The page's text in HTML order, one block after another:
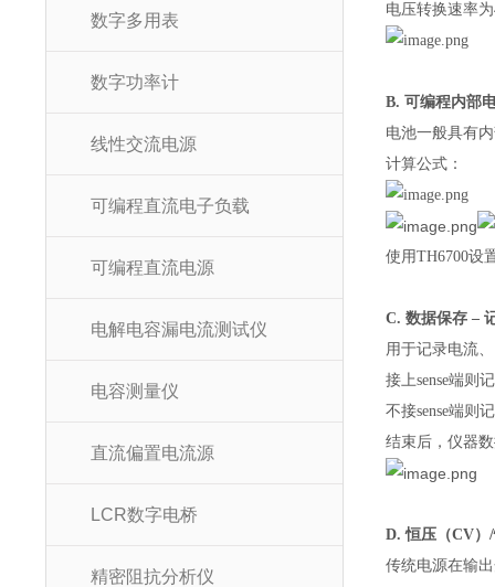
数字多用表
数字功率计
线性交流电源
可编程直流电子负载
可编程直流电源
电解电容漏电流测试仪
电容测量仪
直流偏置电流源
LCR数字电桥
精密阻抗分析仪
电压转换速率
B. 可编程内部
电池一般具有
计算公式：
使用TH6700设
C. 数据保存 –
用于记录电流
接上sense端则
不接sense端则
结束后，仪器
D. 恒压（CV）
传统电源在输